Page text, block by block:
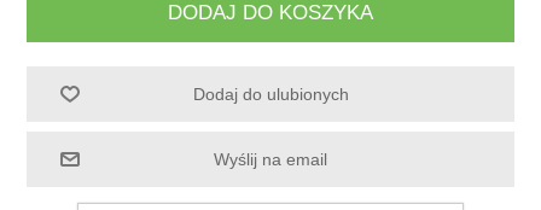
DODAJ DO KOSZYKA
Dodaj do ulubionych
Wyślij na email